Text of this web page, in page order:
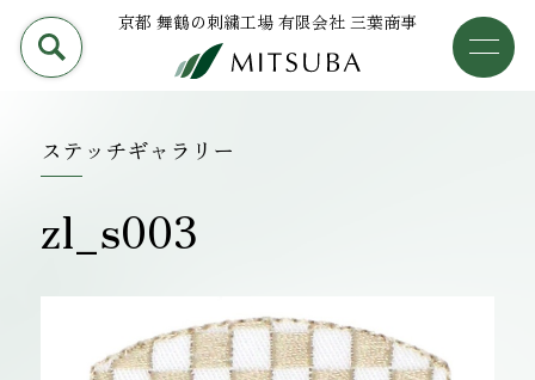
京都 舞鶴の刺繍工場 有限会社 三葉商事
三葉商事について
設備について
PRODUCT 加工事例
ステッチギャラリー
zl_s003